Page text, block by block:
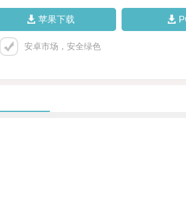
苹果下载
安卓市场，安全绿色